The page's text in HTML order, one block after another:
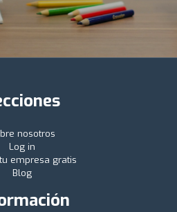
nosotros
Log in
empresa gratis
Blog